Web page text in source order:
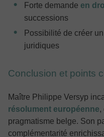
Forte demande en
successions
Possibilité de créer
juridiques
Conclusion et points
Maître Philippe Versyp
résolument européenne,
pragmatisme belge. Son
complémentarité